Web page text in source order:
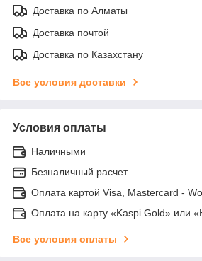
Доставка по Алматы
Доставка почтой
Доставка по Казахстану
Все условия доставки
Условия оплаты
Наличными
Безналичный расчет
Оплата картой Visa, Mastercard -
Оплата на карту «Kaspi Gold» или
Все условия оплаты